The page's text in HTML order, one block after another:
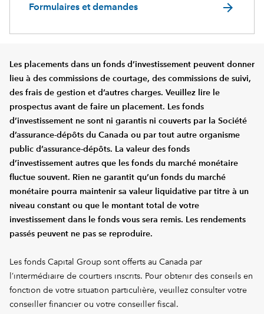
Formulaires et demandes arrow_forward
Les placements dans un fonds d’investissement peuvent donner
lieu à des commissions de courtage, des commissions de suivi,
des frais de gestion et d’autres charges. Veuillez lire le
prospectus avant de faire un placement. Les fonds
d’investissement ne sont ni garantis ni couverts par la Société
d’assurance-dépôts du Canada ou par tout autre organisme
public d’assurance-dépôts. La valeur des fonds
d’investissement autres que les fonds du marché monétaire
fluctue souvent. Rien ne garantit qu’un fonds du marché
monétaire pourra maintenir sa valeur liquidative par titre à un
niveau constant ou que le montant total de votre
investissement dans le fonds vous sera remis. Les rendements
passés peuvent ne pas se reproduire.
Les fonds Capital Group sont offerts au Canada par
l’intermédiaire de courtiers inscrits. Pour obtenir des conseils en
fonction de votre situation particulière, veuillez consulter votre
conseiller financier ou votre conseiller fiscal.